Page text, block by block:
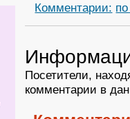
Комментарии:
Посетители,
комментарии в